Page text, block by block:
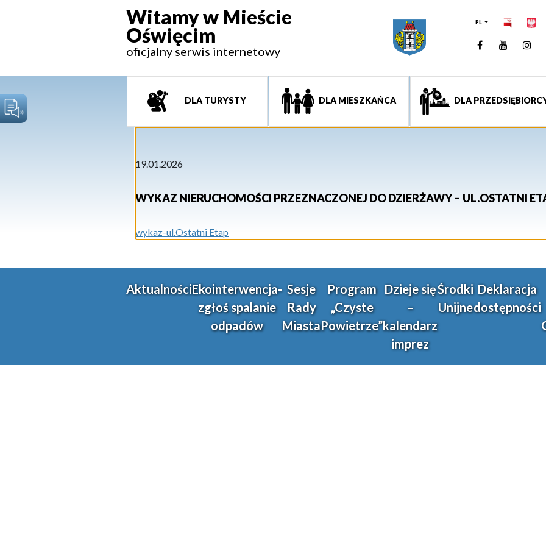
Witamy w Mieście
Oświęcim
oficjalny serwis internetowy
PL
Facebook
DLA TURYSTY DLA MIESZKAŃCA DLA
19.01.2026
WYKAZ NIERUCHOMOŚCI PRZEZNACZONEJ DO DZIERŻAWY – UL.OSTATNI
wykaz-ul.Ostatni Etap
AktualnościEkointerwencja-
zgłoś spalanie
odpadów
Sesje
Rady
Miasta
Program
„Czyste
Powietrze”
Dzieje się
–
kalendarz
imprez
Środki
Unijne
Deklaracja
dostępności